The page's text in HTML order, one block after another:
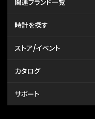
関連ブランド一覧
時計を探す
ストア/イベント
カタログ
サポート